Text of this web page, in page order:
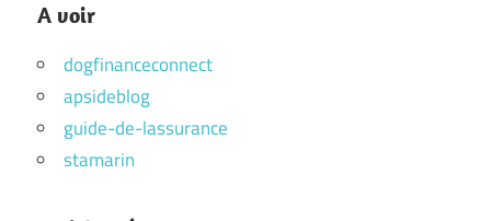
A voir
dogfinanceconnect
apsideblog
guide-de-lassurance
stamarin